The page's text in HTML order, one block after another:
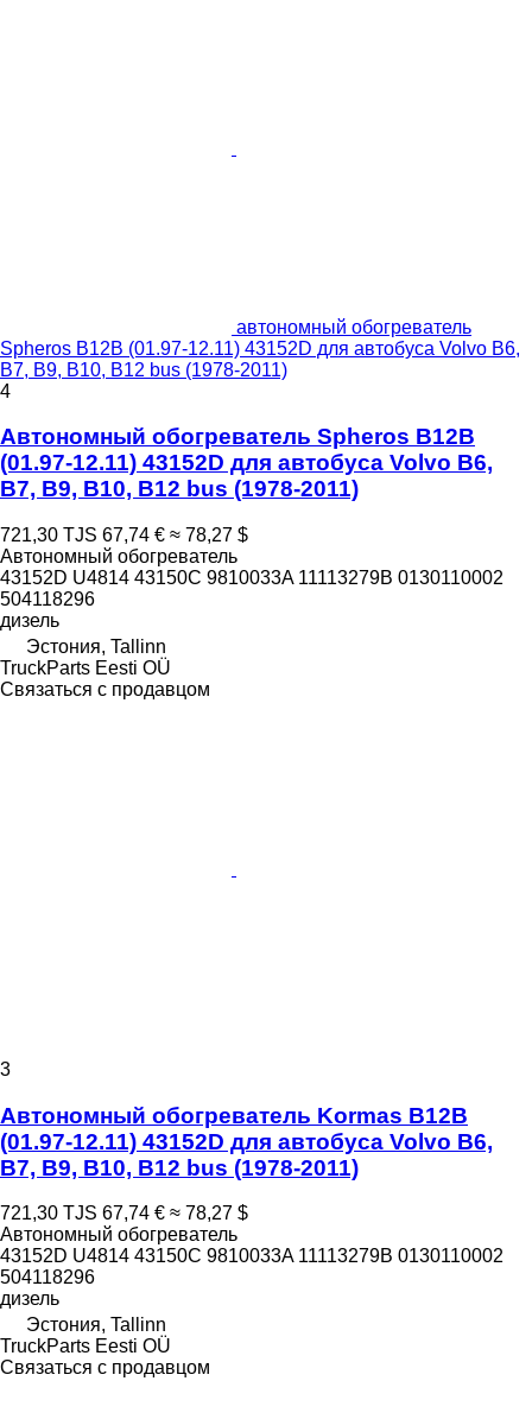
автономный обогреватель
Spheros B12B (01.97-12.11) 43152D для автобуса Volvo B6,
B7, B9, B10, B12 bus (1978-2011)
4
Автономный обогреватель Spheros B12B
(01.97-12.11) 43152D для автобуса Volvo B6,
B7, B9, B10, B12 bus (1978-2011)
721,30 TJS 67,74 € ≈ 78,27 $
Автономный обогреватель
43152D U4814 43150C 9810033A 11113279B 0130110002
504118296
дизель
Эстония, Tallinn
TruckParts Eesti OÜ
Связаться с продавцом
3
Автономный обогреватель Kormas B12B
(01.97-12.11) 43152D для автобуса Volvo B6,
B7, B9, B10, B12 bus (1978-2011)
721,30 TJS 67,74 € ≈ 78,27 $
Автономный обогреватель
43152D U4814 43150C 9810033A 11113279B 0130110002
504118296
дизель
Эстония, Tallinn
TruckParts Eesti OÜ
Связаться с продавцом